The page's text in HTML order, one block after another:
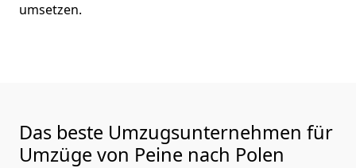
umsetzen.
Das beste Umzugsunternehmen für
Umzüge von Peine nach Polen